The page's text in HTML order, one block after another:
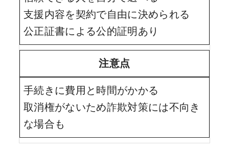
支援内容を契約で自由に決められる
公正証書による公的証明あり
注意点
手続きに費用と時間がかかる
取消権がないため詐欺対策には不向き
な場合も